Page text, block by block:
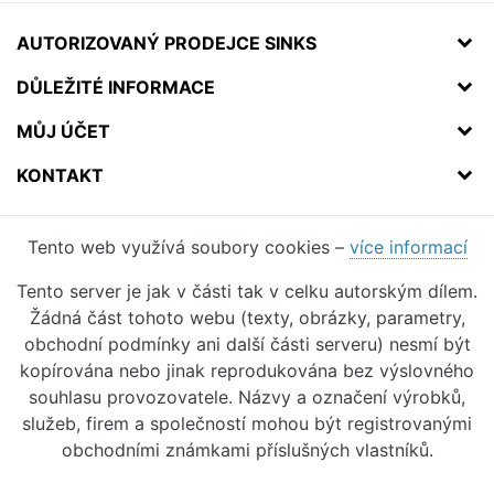
AUTORIZOVANÝ PRODEJCE SINKS
DŮLEŽITÉ INFORMACE
MŮJ ÚČET
KONTAKT
Tento web využívá soubory cookies – více informací
Tento server je jak v části tak v celku autorským dílem.
Žádná část tohoto webu (texty, obrázky, parametry,
obchodní podmínky ani další části serveru) nesmí být
kopírována nebo jinak reprodukována bez výslovného
souhlasu provozovatele. Názvy a označení výrobků,
služeb, firem a společností mohou být registrovanými
obchodními známkami příslušných vlastníků.